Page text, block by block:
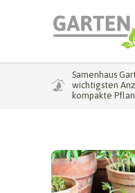
Samenhaus
wichtigsten
kompakte